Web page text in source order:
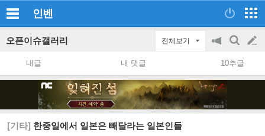
인벤
오픈이슈갤러리 전체보기
공
지
on/off
검
색
글
쓰
내글 내 댓글 10추글
[기타] 한중일에서 일본은 빼달라는 일본인들